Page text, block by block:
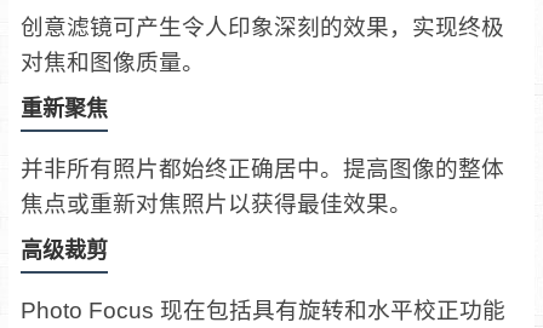
创意滤镜可产生令人印象深刻的效果，实现终极
对焦和图像质量。
重新聚焦
并非所有照片都始终正确居中。提高图像的整体
焦点或重新对焦照片以获得最佳效果。
高级裁剪
Photo Focus 现在包括具有旋转和水平校正功能